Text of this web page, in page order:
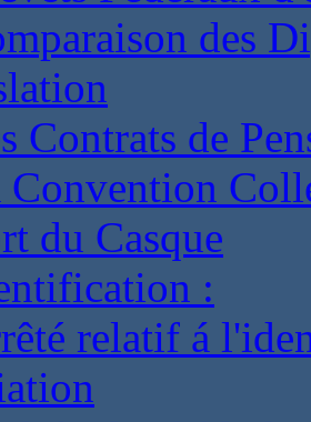
des
Contrats de
Convention
du Casque
:
relatif á